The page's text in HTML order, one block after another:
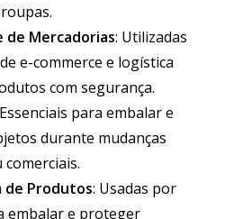
Mercadorias: Utilizadas
e-commerce e logística
com segurança.
para embalar e
durante mudanças
de Produtos: Usadas por
embalar e proteger